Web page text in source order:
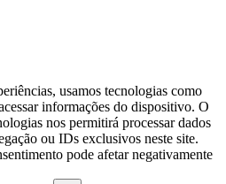
usamos tecnologias como
informações do dispositivo. O
nos permitirá processar dados
ou IDs exclusivos neste site.
pode afetar negativamente